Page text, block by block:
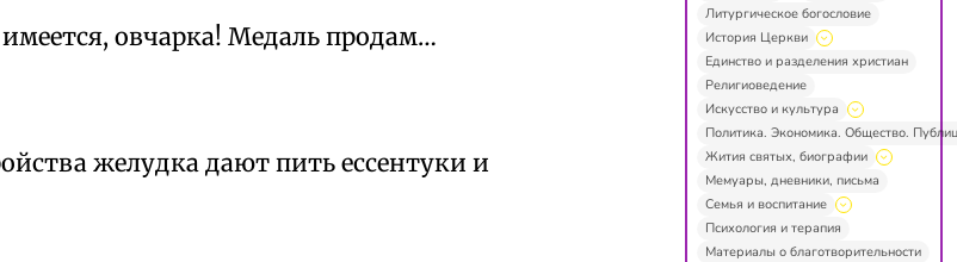
овчарка! Медаль продам…
желудка дают пить ессентуки и
Литургическое богословие
История Церкви
Единство и разделения христиан
Религиоведение
Искусство и культура
Политика. Экономика. Общество.
Жития святых, биографии
Мемуары, дневники, письма
Семья и воспитание
Психология и терапия
Материалы о благотворительности